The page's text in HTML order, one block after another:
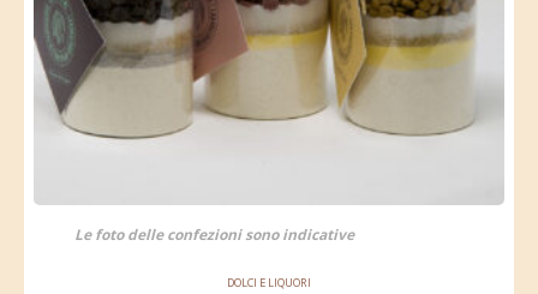
Le foto delle confezioni sono indicative
DOLCI E LIQUORI